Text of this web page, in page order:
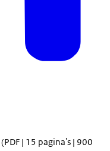
(PDF | 15 pagina's | 900